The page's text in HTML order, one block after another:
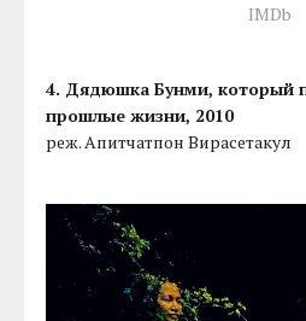
IMDb
4. Дядюшка Бунми, который
прошлые жизни, 2010
реж. Апитчатпон Вирасетакул